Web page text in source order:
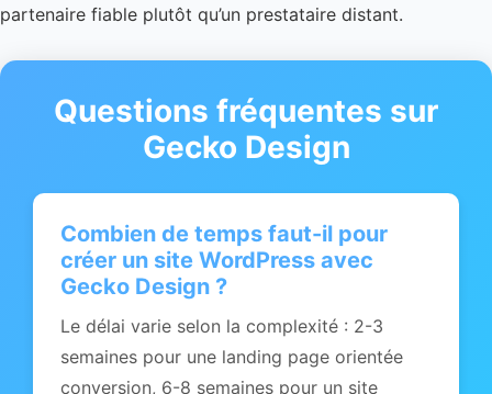
partenaire fiable plutôt qu’un prestataire distant.
Questions fréquentes sur
Gecko Design
Combien de temps faut-il pour
créer un site WordPress avec
Gecko Design ?
Le délai varie selon la complexité : 2-3
semaines pour une landing page orientée
conversion, 6-8 semaines pour un site